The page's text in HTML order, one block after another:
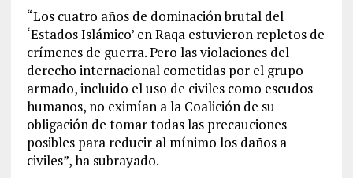
“Los cuatro años de dominación brutal del
‘Estados Islámico’ en Raqa estuvieron repletos de
crímenes de guerra. Pero las violaciones del
derecho internacional cometidas por el grupo
armado, incluido el uso de civiles como escudos
humanos, no eximían a la Coalición de su
obligación de tomar todas las precauciones
posibles para reducir al mínimo los daños a
civiles”, ha subrayado.